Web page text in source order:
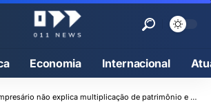
Economia Internacional
não explica multiplicação de patrimônio e nega ser ‘laranja’ em esquema do INSS